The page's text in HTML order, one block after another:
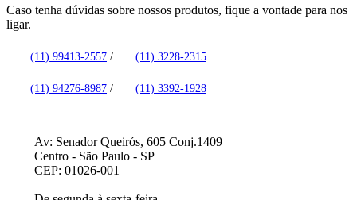
Caso tenha dúvidas sobre nossos produtos, fique a vontade para nos
ligar.
(11) 99413-2557 / (11) 3228-2315
(11) 94276-8987 / (11) 3392-1928
Av: Senador Queirós, 605 Conj.1409
Centro - São Paulo - SP
CEP: 01026-001